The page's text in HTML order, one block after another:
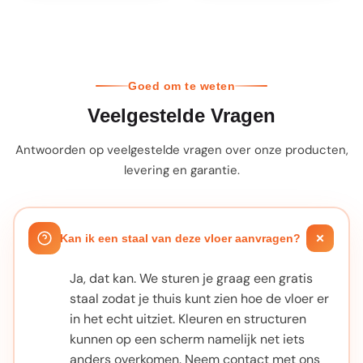
Goed om te weten
Veelgestelde Vragen
Antwoorden op veelgestelde vragen over onze producten,
levering en garantie.
Kan ik een staal van deze vloer aanvragen?
Ja, dat kan. We sturen je graag een gratis
staal zodat je thuis kunt zien hoe de vloer er
in het echt uitziet. Kleuren en structuren
kunnen op een scherm namelijk net iets
anders overkomen. Neem contact met ons